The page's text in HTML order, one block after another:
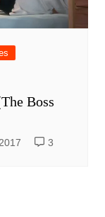
Boss
3